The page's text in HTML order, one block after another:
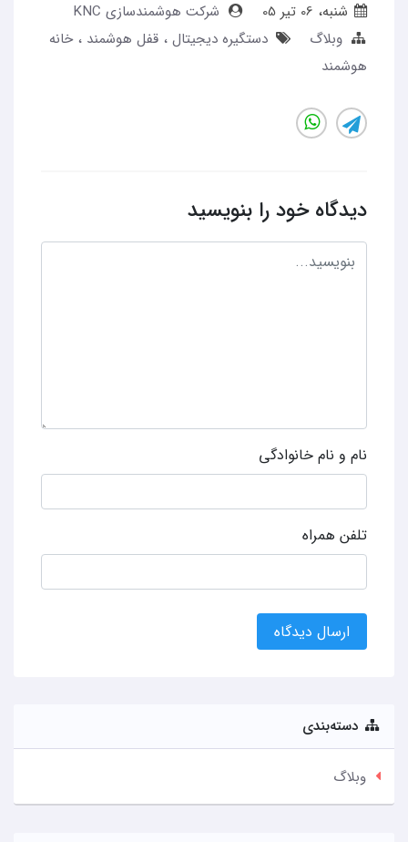
شنبه، 06 تير 05
شرکت هوشمندسازی KNC
وبلاگ
دستگیره دیجیتال قفل هوشمند خانه
هوشمند
دیدگاه خود را بنویسید
نام و نام خانوادگی
تلفن همراه
ارسال دیدگاه
دسته‌بندی
وبلاگ